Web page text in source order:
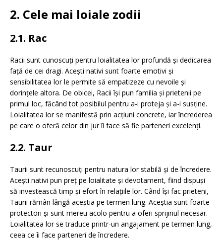
2. Cele mai loiale zodii
2.1. Rac
Racii sunt cunoscuți pentru loialitatea lor profundă și dedicarea
față de cei dragi. Acești nativi sunt foarte emotivi și
sensibilitatea lor le permite să empatizeze cu nevoile și
dorințele altora. De obicei, Racii își pun familia și prietenii pe
primul loc, făcând tot posibilul pentru a-i proteja și a-i susține.
Loialitatea lor se manifestă prin acțiuni concrete, iar încrederea
pe care o oferă celor din jur îi face să fie parteneri excelenți.
2.2. Taur
Taurii sunt recunoscuți pentru natura lor stabilă și de încredere.
Acești nativi pun preț pe loialitate și devotament, fiind dispuși
să investească timp și efort în relațiile lor. Când își fac prieteni,
Taurii rămân lângă aceștia pe termen lung. Aceștia sunt foarte
protectori și sunt mereu acolo pentru a oferi sprijinul necesar.
Loialitatea lor se traduce printr-un angajament pe termen lung,
ceea ce îi face parteneri de încredere.